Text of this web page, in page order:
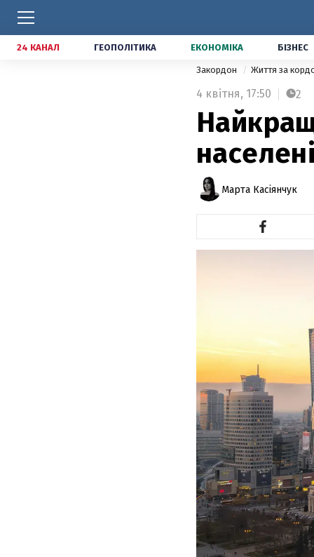
24 КАНАЛ ГЕОПОЛІТИКА ЕКОНОМІКА БІЗНЕС
Закордон Життя за
4 квітня, 17:50 2
Марта Касіянчук